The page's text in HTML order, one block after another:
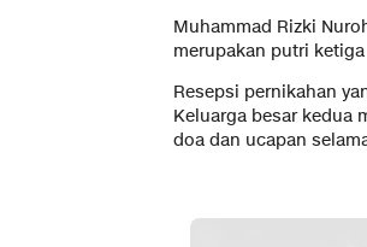
Muhammad Rizki
merupakan putri
Resepsi pernikahan
Keluarga besar kedua
doa dan ucapan